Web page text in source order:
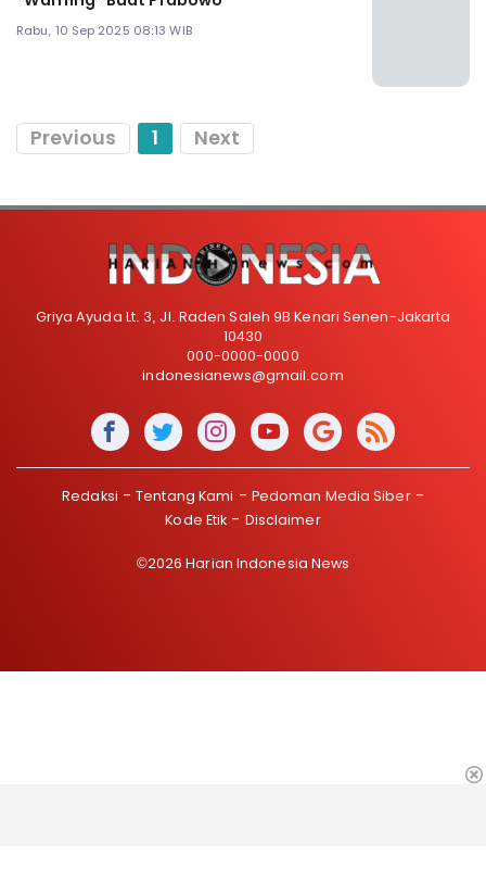
Rabu, 10 Sep 2025 08:13 WIB
Previous 1 Next
Griya Ayuda Lt. 3, Jl. Raden Saleh 9B Kenari Senen-Jakarta
10430
000-0000-0000
indonesianews@gmail.com
Redaksi Tentang Kami
Pedoman Media Siber
Kode Etik
Disclaimer
©2026 Harian Indonesia News